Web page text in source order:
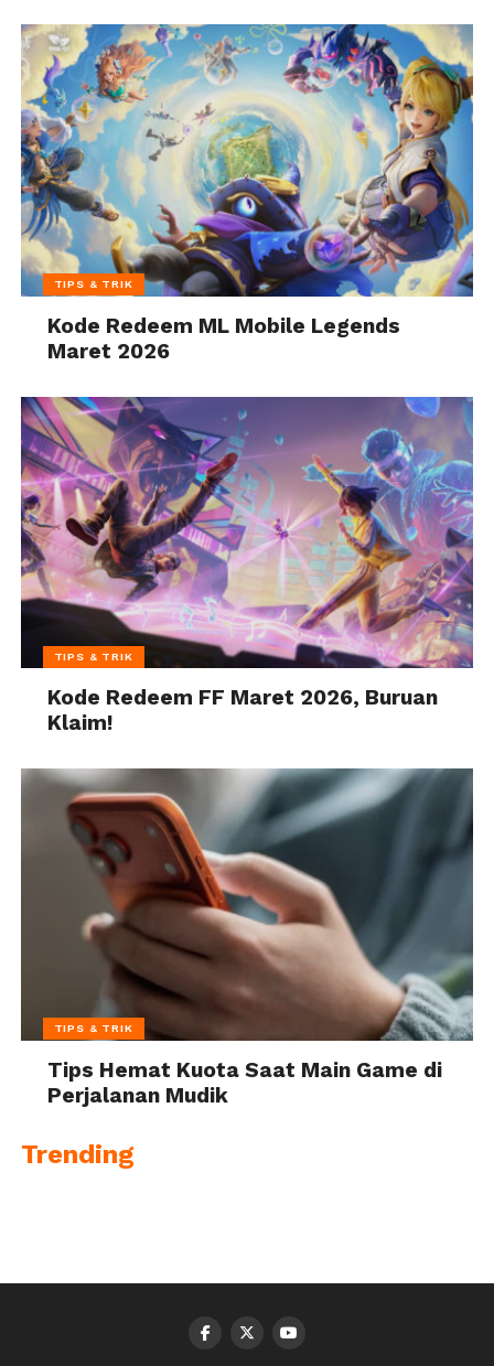
TIPS & TRIK
Kode Redeem ML Mobile Legends
Maret 2026
TIPS & TRIK
Kode Redeem FF Maret 2026, Buruan
Klaim!
TIPS & TRIK
Tips Hemat Kuota Saat Main Game di
Perjalanan Mudik
Trending